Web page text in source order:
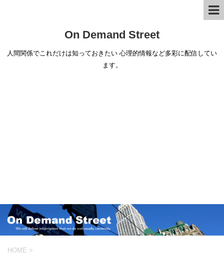
On Demand Street
人間関係でこれだけは知っておきたい 心理的情報など多彩に配信してい
ます。
HOME >